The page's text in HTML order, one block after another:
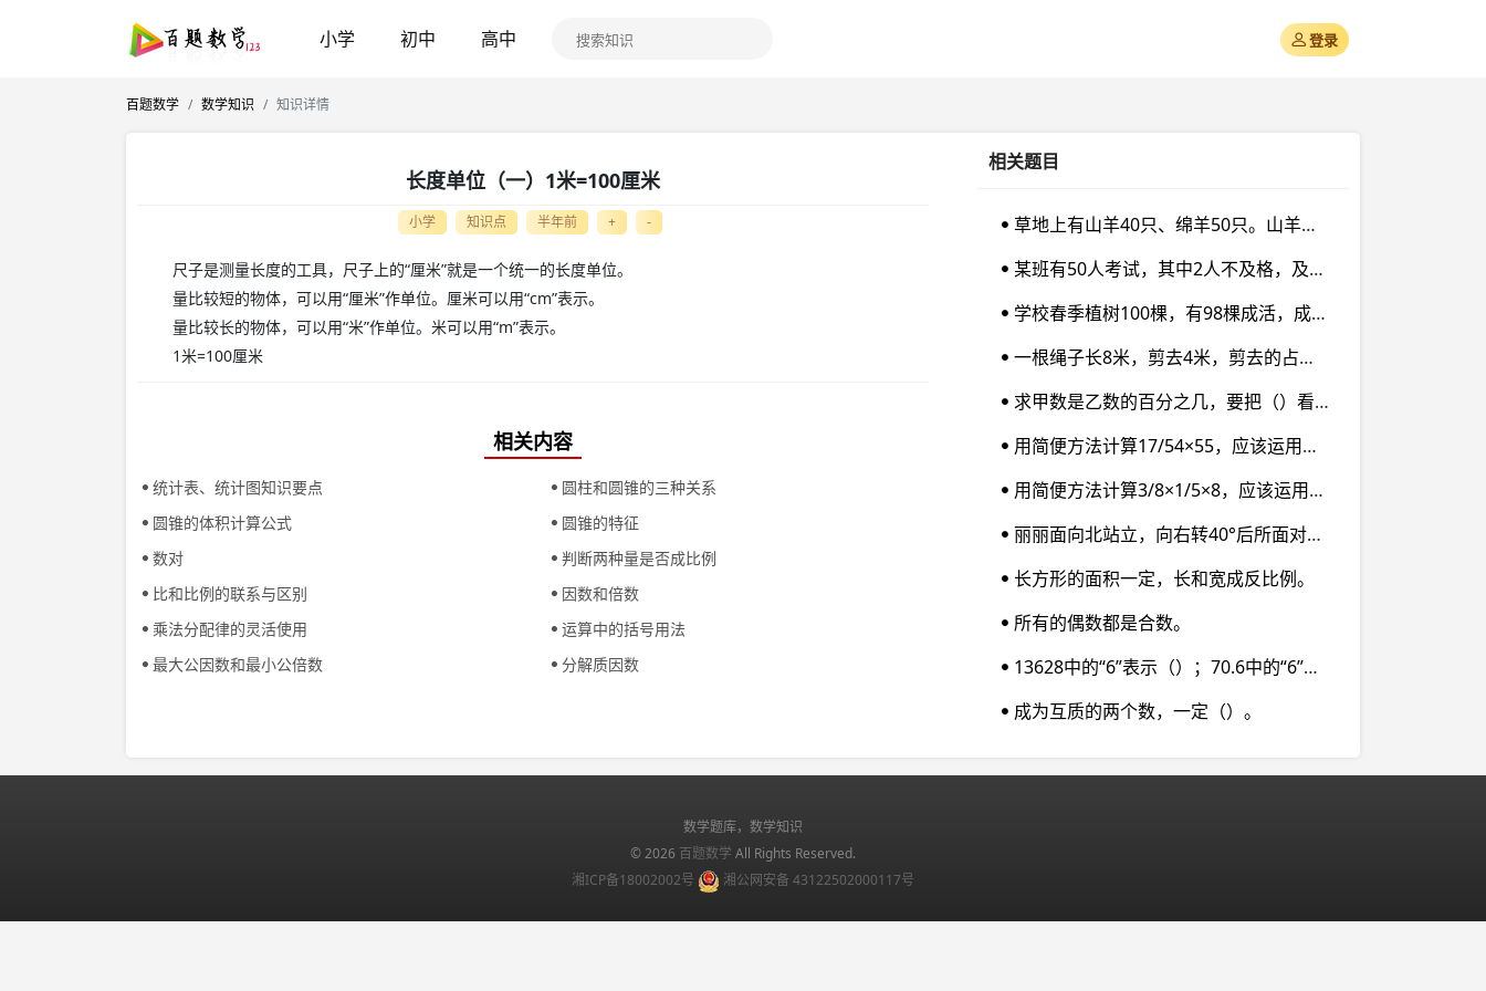
小学 初中 高中 登录
百题数学 数学知识 知识详情
长度单位（一）1米=100厘米
小学 知识点 半年前 + -
尺子是测量长度的工具，尺子上的“厘米”就是一个统一的长度单位。
量比较短的物体，可以用“厘米”作单位。厘米可以用“cm”表示。
量比较长的物体，可以用“米”作单位。米可以用“m”表示。
1米=100厘米
相关内容
统计表、统计图知识要点
圆柱和圆锥的三种关系
圆锥的体积计算公式
圆锥的特征
数对
判断两种量是否成比例
比和比例的联系与区别
因数和倍数
乘法分配律的灵活使用
运算中的括号用法
最大公因数和最小公倍数
分解质因数
相关题目
草地上有山羊40只、绵羊50只。山羊比绵羊少多少只？山羊的只数是绵羊的百分之几？绵羊的只数是山羊的百分之几？
某班有50人考试，其中2人不及格，及格率是（）%。
学校春季植树100棵，有98棵成活，成活率是（）%。
一根绳子长8米，剪去4米，剪去的占原长的（）%，占剩下的（）%。
求甲数是乙数的百分之几，要把（）看作单位“1”；求甲数比乙数多百分之几，要把（）看作单位“1”；求乙数比甲数少百分之几，要把（）看作单位“1”。
用简便方法计算17/54×55，应该运用（）。
用简便方法计算3/8×1/5×8，应该运用（）。
丽丽面向北站立，向右转40°后所面对的方向是（）；丁丁面向西站立，向左转40°后所面对的方向是（）；豆豆面向南站立，向左转40°后所面对的方向是（）；齐齐面向东站立，向右转40°后所面对的方向是（）。
长方形的面积一定，长和宽成反比例。
所有的偶数都是合数。
13628中的“6”表示（）；70.6中的“6”表示（）；6/11 中的“6”表示（）。
成为互质的两个数，一定（）。
数学题库，数学知识
© 2026 百题数学 All Rights Reserved.
湘ICP备18002002号
湘公网安备 43122502000117号